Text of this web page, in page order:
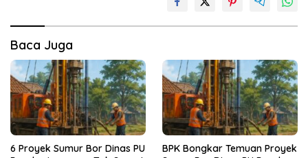
Baca Juga
6 Proyek Sumur Bor Dinas PU
BPK Bongkar Temuan Proyek